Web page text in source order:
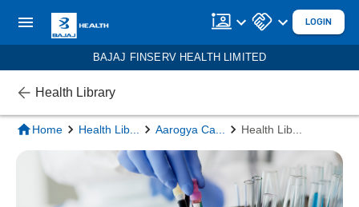
LOGIN
BAJAJ FINSERV HEALTH LIMITED
Health Library
Home Health Lib Aarogya Ca Health Lib